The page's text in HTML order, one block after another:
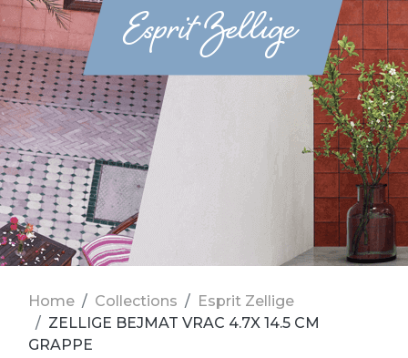
Esprit Zellige
Home Collections
Esprit Zellige
ZELLIGE BEJMAT VRAC 4.7X 14.5 CM
GRAPPE